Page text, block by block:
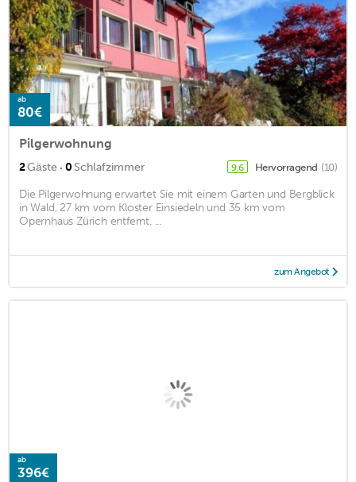
ab
80€
Pilgerwohnung
2Gäste · 0 Schlafzimmer 9,6 Hervorragend (10)
Die Pilgerwohnung erwartet Sie mit einem Garten und Bergblick
in Wald, 27 km vom Kloster Einsiedeln und 35 km vom
Opernhaus Zürich entfernt. ...
zum Angebot
ab
396€